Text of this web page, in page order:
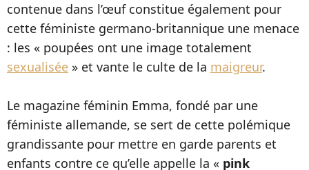
contenue dans l’œuf constitue également pour
cette féministe germano-britannique une menace
: les « poupées ont une image totalement
sexualisée » et vante le culte de la maigreur.
Le magazine féminin Emma, fondé par une
féministe allemande, se sert de cette polémique
grandissante pour mettre en garde parents et
enfants contre ce qu’elle appelle la « pink